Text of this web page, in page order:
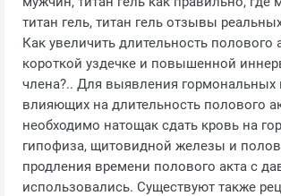
титан гель, титан гель отзывы
Как увеличить длительность полового
короткой уздечке и повышенной
члена?.. Для выявления гормональных
влияющих на длительность полового
необходимо натощак сдать кровь на
гипофиза, щитовидной железы и
продления времени полового акта с
использовались. Существуют также